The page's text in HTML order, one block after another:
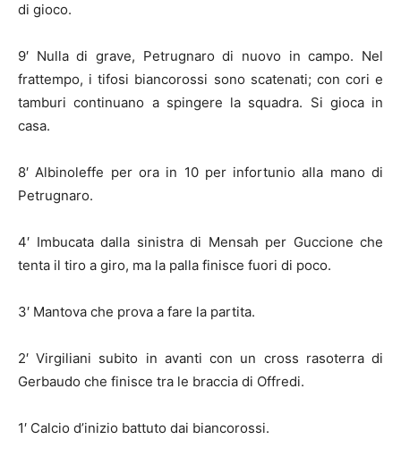
di gioco.
9′ Nulla di grave, Petrugnaro di nuovo in campo. Nel
frattempo, i tifosi biancorossi sono scatenati; con cori e
tamburi continuano a spingere la squadra. Si gioca in
casa.
8′ Albinoleffe per ora in 10 per infortunio alla mano di
Petrugnaro.
4′ Imbucata dalla sinistra di Mensah per Guccione che
tenta il tiro a giro, ma la palla finisce fuori di poco.
3′ Mantova che prova a fare la partita.
2′ Virgiliani subito in avanti con un cross rasoterra di
Gerbaudo che finisce tra le braccia di Offredi.
1′ Calcio d’inizio battuto dai biancorossi.